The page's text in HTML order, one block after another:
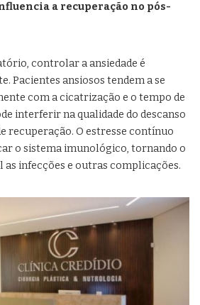
a recuperação no pós-
controlar a ansiedade é
Pacientes ansiosos tendem a se
com a cicatrização e o tempo de
interferir na qualidade do descanso
recuperação. O estresse contínuo
o sistema imunológico, tornando o
infecções e outras complicações.